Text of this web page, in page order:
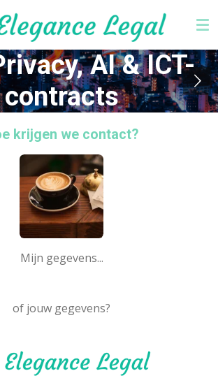
AI & ICT-
contracts
krijgen we contact?
Mijn gegevens...
of jouw gegevens?